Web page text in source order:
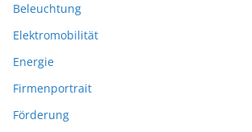
Beleuchtung
Elektromobilität
Energie
Firmenportrait
Förderung